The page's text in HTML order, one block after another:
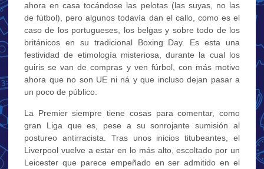
ahora en casa tocándose las pelotas (las suyas, no las
de fútbol), pero algunos todavía dan el callo, como es el
caso de los portugueses, los belgas y sobre todo de los
británicos en su tradicional Boxing Day. Es esta una
festividad de etimología misteriosa, durante la cual los
guiris se van de compras y ven fúrbol, con más motivo
ahora que no son UE ni ná y que incluso dejan pasar a
un poco de público.
La Premier siempre tiene cosas para comentar, como
gran Liga que es, pese a su sonrojante sumisión al
postureo antirracista. Tras unos inicios titubeantes, el
Liverpool vuelve a estar en lo más alto, escoltado por un
Leicester que parece empeñado en ser admitido en el